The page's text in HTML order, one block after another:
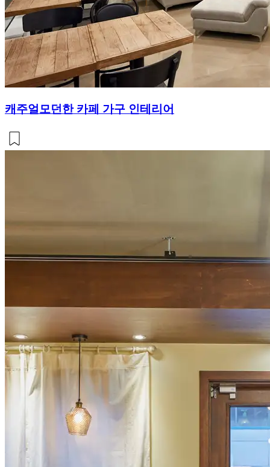
캐주얼모던한 카페 가구 인테리어